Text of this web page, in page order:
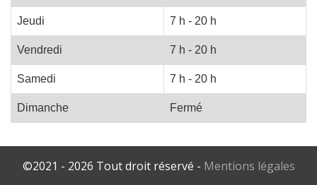
Jeudi 7 h - 20 h
Vendredi 7 h - 20 h
Samedi 7 h - 20 h
Dimanche Fermé
©2021 - 2026 Tout droit réservé - Mentions légales